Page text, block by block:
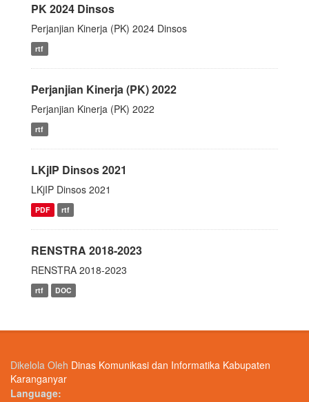
PK 2024 Dinsos
Perjanjian Kinerja (PK) 2024 Dinsos
rtf
Perjanjian Kinerja (PK) 2022
Perjanjian Kinerja (PK) 2022
rtf
LKjIP Dinsos 2021
LKjIP Dinsos 2021
PDF rtf
RENSTRA 2018-2023
RENSTRA 2018-2023
rtf DOC
Dikelola Oleh Dinas Komunikasi dan Informatika Kabupaten
Karanganyar
Language